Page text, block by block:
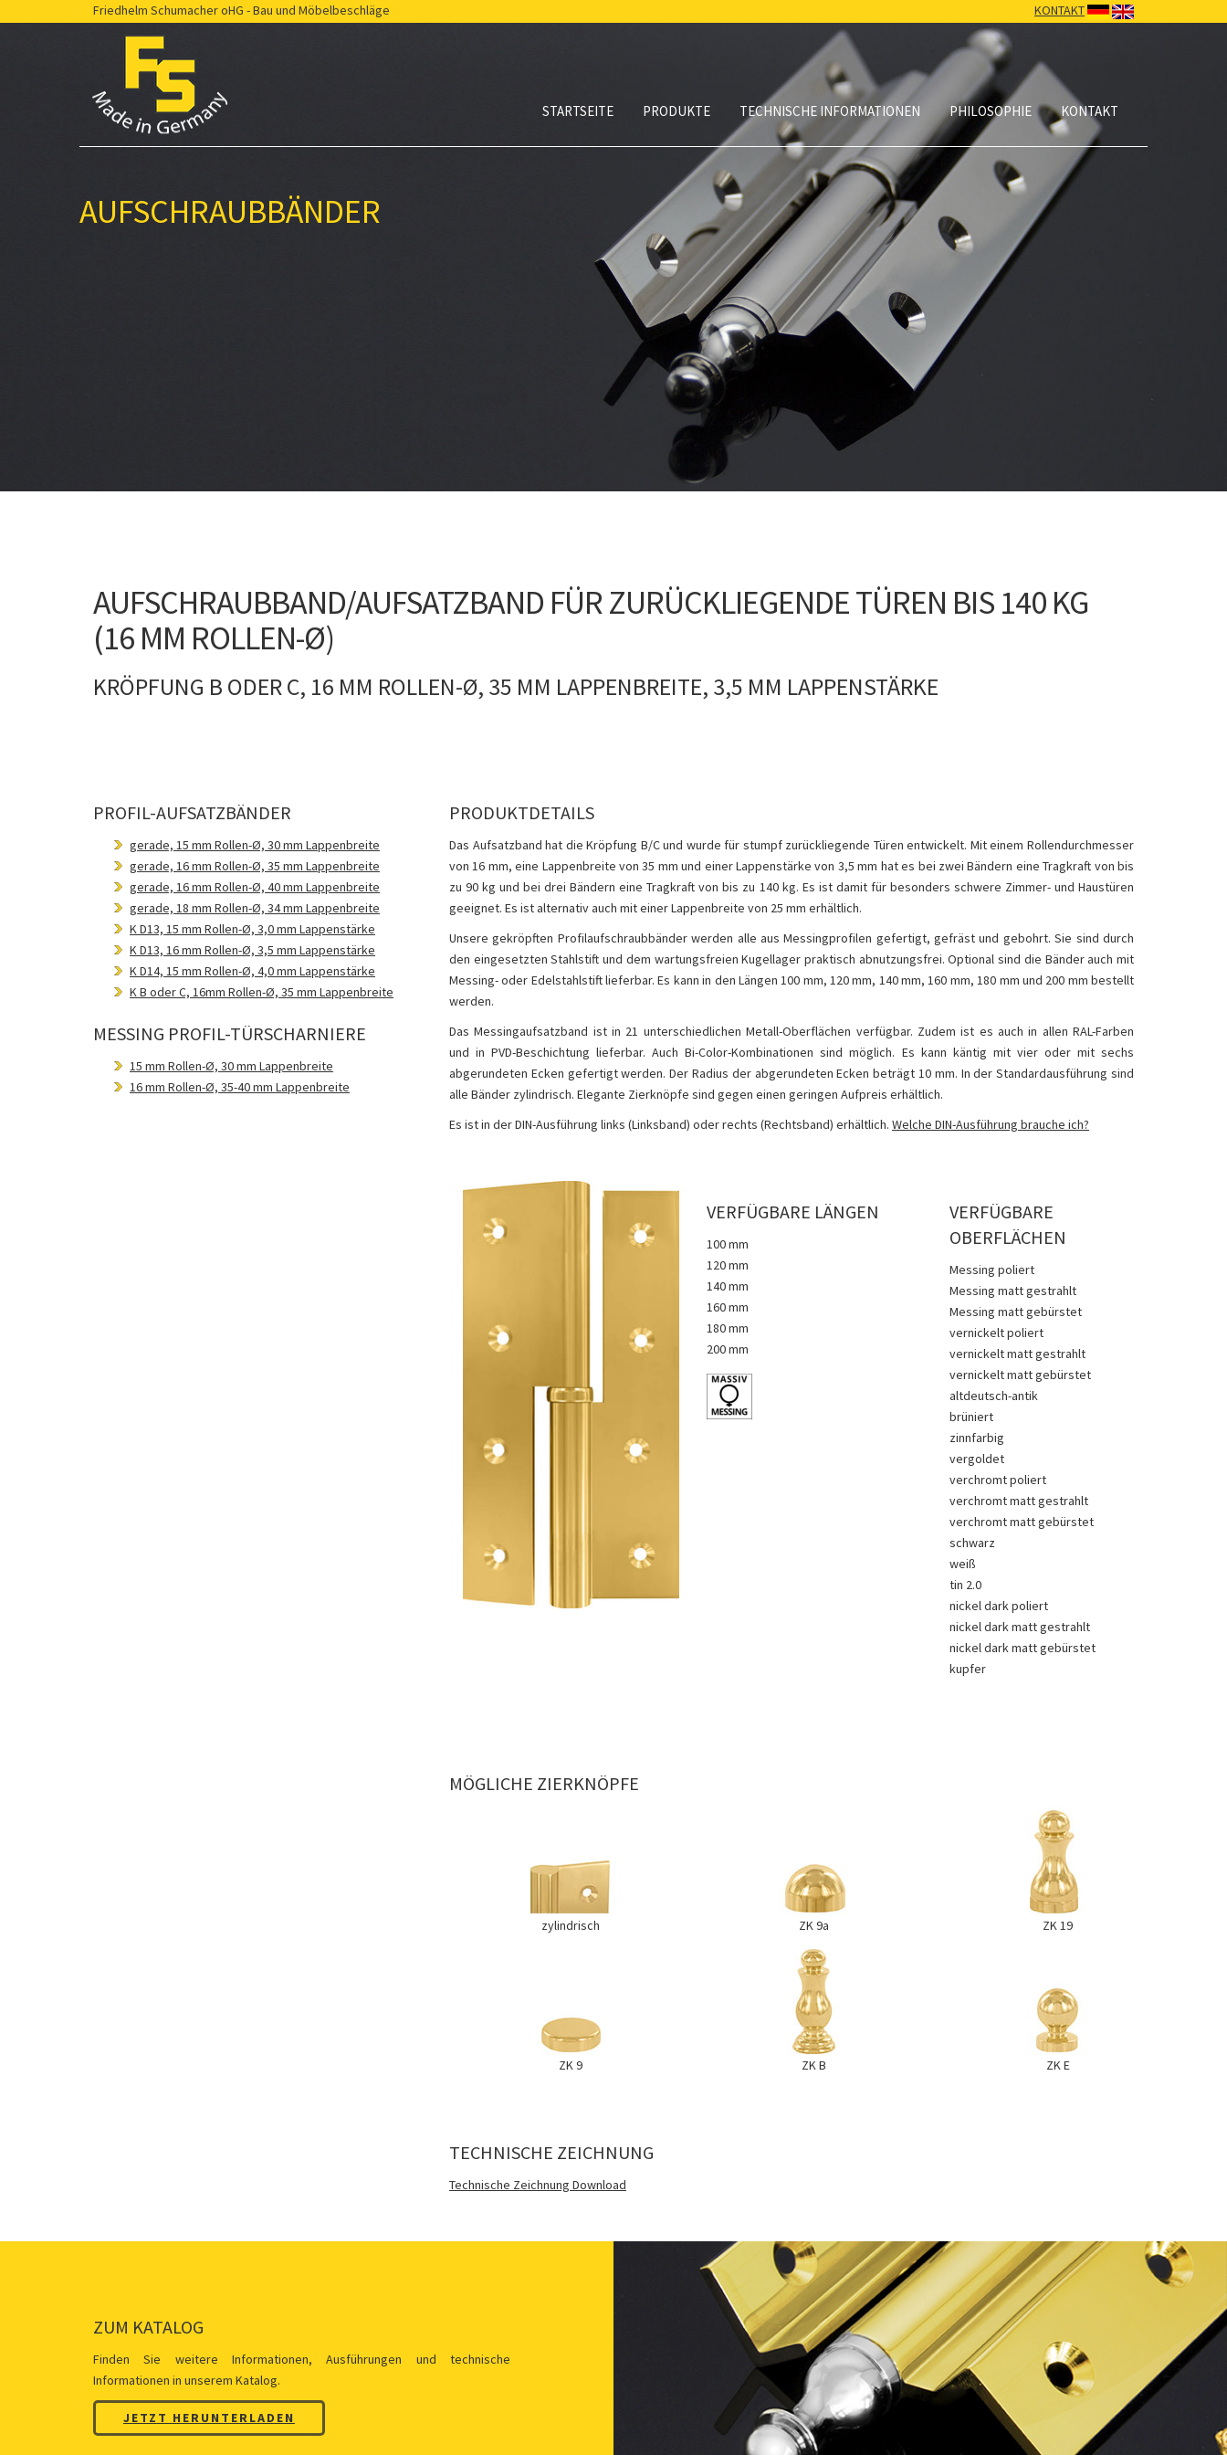
KONTAKT
Friedhelm Schumacher oHG - Bau und Möbelbeschläge
STARTSEITE PRODUKTE TECHNISCHE INFORMATIONEN PHILOSOPHIE KONTAKT
AUFSCHRAUBBÄNDER
AUFSCHRAUBBAND/AUFSATZBAND FÜR ZURÜCKLIEGENDE TÜREN BIS 140 KG
(16 MM ROLLEN-Ø)
KRÖPFUNG B ODER C, 16 MM ROLLEN-Ø, 35 MM LAPPENBREITE, 3,5 MM LAPPENSTÄRKE
PROFIL-AUFSATZBÄNDER
gerade, 15 mm Rollen-Ø, 30 mm Lappenbreite
gerade, 16 mm Rollen-Ø, 35 mm Lappenbreite
gerade, 16 mm Rollen-Ø, 40 mm Lappenbreite
gerade, 18 mm Rollen-Ø, 34 mm Lappenbreite
K D13, 15 mm Rollen-Ø, 3,0 mm Lappenstärke
K D13, 16 mm Rollen-Ø, 3,5 mm Lappenstärke
K D14, 15 mm Rollen-Ø, 4,0 mm Lappenstärke
K B oder C, 16mm Rollen-Ø, 35 mm Lappenbreite
MESSING PROFIL-TÜRSCHARNIERE
15 mm Rollen-Ø, 30 mm Lappenbreite
16 mm Rollen-Ø, 35-40 mm Lappenbreite
PRODUKTDETAILS
Das Aufsatzband hat die Kröpfung B/C und wurde für stumpf zurückliegende Türen entwickelt. Mit einem Rollendurchmesser
von 16 mm, eine Lappenbreite von 35 mm und einer Lappenstärke von 3,5 mm hat es bei zwei Bändern eine Tragkraft von bis
zu 90 kg und bei drei Bändern eine Tragkraft von bis zu 140 kg. Es ist damit für besonders schwere Zimmer- und Haustüren
geeignet. Es ist alternativ auch mit einer Lappenbreite von 25 mm erhältlich.
Unsere gekröpften Profilaufschraubbänder werden alle aus Messingprofilen gefertigt, gefräst und gebohrt. Sie sind durch
den eingesetzten Stahlstift und dem wartungsfreien Kugellager praktisch abnutzungsfrei. Optional sind die Bänder auch mit
Messing- oder Edelstahlstift lieferbar. Es kann in den Längen 100 mm, 120 mm, 140 mm, 160 mm, 180 mm und 200 mm bestellt
werden.
Das Messingaufsatzband ist in 21 unterschiedlichen Metall-Oberflächen verfügbar. Zudem ist es auch in allen RAL-Farben
und in PVD-Beschichtung lieferbar. Auch Bi-Color-Kombinationen sind möglich. Es kann käntig mit vier oder mit sechs
abgerundeten Ecken gefertigt werden. Der Radius der abgerundeten Ecken beträgt 10 mm. In der Standardausführung sind
alle Bänder zylindrisch. Elegante Zierknöpfe sind gegen einen geringen Aufpreis erhältlich.
Es ist in der DIN-Ausführung links (Linksband) oder rechts (Rechtsband) erhältlich. Welche DIN-Ausführung brauche ich?
VERFÜGBARE LÄNGEN
100 mm
120 mm
140 mm
160 mm
180 mm
200 mm
VERFÜGBARE
OBERFLÄCHEN
Messing poliert
Messing matt gestrahlt
Messing matt gebürstet
vernickelt poliert
vernickelt matt gestrahlt
vernickelt matt gebürstet
altdeutsch-antik
brüniert
zinnfarbig
vergoldet
verchromt poliert
verchromt matt gestrahlt
verchromt matt gebürstet
schwarz
weiß
tin 2.0
nickel dark poliert
nickel dark matt gestrahlt
nickel dark matt gebürstet
kupfer
MÖGLICHE ZIERKNÖPFE
zylindrisch
ZK 9
ZK 9a
ZK B
ZK 19
ZK E
TECHNISCHE ZEICHNUNG
Technische Zeichnung Download
ZUM KATALOG
Finden Sie weitere Informationen, Ausführungen und technische
Informationen in unserem Katalog.
JETZT HERUNTERLADEN